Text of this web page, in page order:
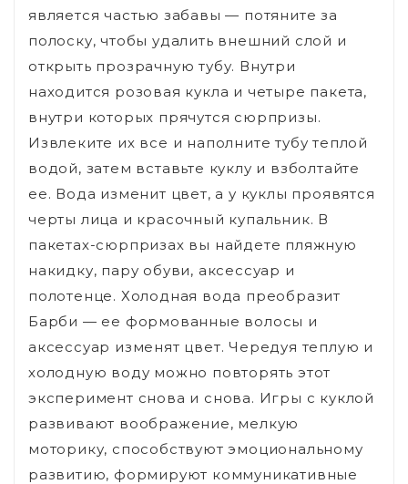
является частью забавы — потяните за
полоску, чтобы удалить внешний слой и
открыть прозрачную тубу. Внутри
находится розовая кукла и четыре пакета,
внутри которых прячутся сюрпризы.
Извлеките их все и наполните тубу теплой
водой, затем вставьте куклу и взболтайте
ее. Вода изменит цвет, а у куклы проявятся
черты лица и красочный купальник. В
пакетах-сюрпризах вы найдете пляжную
накидку, пару обуви, аксессуар и
полотенце. Холодная вода преобразит
Барби — ее формованные волосы и
аксессуар изменят цвет. Чередуя теплую и
холодную воду можно повторять этот
эксперимент снова и снова. Игры с куклой
развивают воображение, мелкую
моторику, способствуют эмоциональному
развитию, формируют коммуникативные